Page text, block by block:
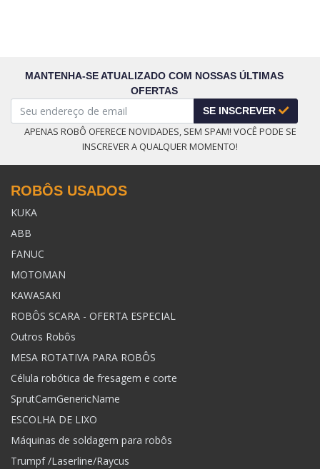
MANTENHA-SE ATUALIZADO COM NOSSAS ÚLTIMAS
OFERTAS
SE INSCREVER
APENAS ROBÔ OFERECE NOVIDADES, SEM SPAM! VOCÊ PODE SE
INSCREVER A QUALQUER MOMENTO!
ROBÔS USADOS
KUKA
ABB
FANUC
MOTOMAN
KAWASAKI
ROBÔS SCARA - OFERTA ESPECIAL
Outros Robôs
MESA ROTATIVA PARA ROBÔS
Célula robótica de fresagem e corte
SprutCamGenericName
ESCOLHA DE LIXO
Máquinas de soldagem para robôs
Trumpf /Laserline/Raycus